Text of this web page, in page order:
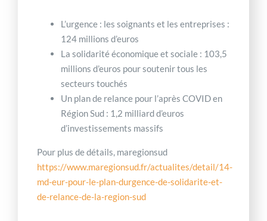
L’urgence : les soignants et les entreprises :
124 millions d’euros
La solidarité économique et sociale : 103,5
millions d’euros pour soutenir tous les
secteurs touchés
Un plan de relance pour l’après COVID en
Région Sud : 1,2 milliard d’euros
d’investissements massifs
Pour plus de détails, maregionsud
https://www.maregionsud.fr/actualites/detail/14-
md-eur-pour-le-plan-durgence-de-solidarite-et-
de-relance-de-la-region-sud